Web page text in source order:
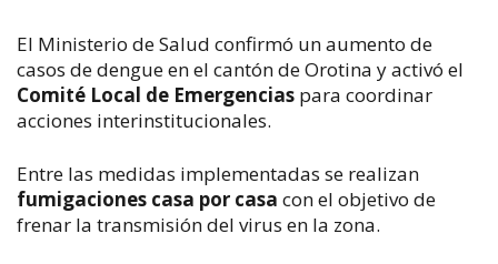
El Ministerio de Salud confirmó un aumento de
Comité Local de Emergencias para coordinar
acciones interinstitucionales.
fumigaciones casa por casa con el objetivo de
frenar la transmisión del virus en la zona.